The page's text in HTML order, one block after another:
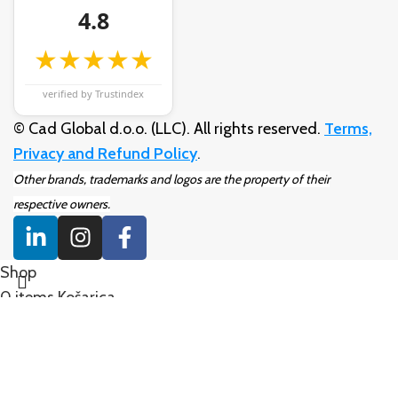
4.8
★★★★★
verified by Trustindex
© Cad Global d.o.o. (LLC). All rights reserved. Terms,
Privacy and Refund Policy.
Other brands, trademarks and logos are the property of their
respective owners.
Shop
0 items Košarica